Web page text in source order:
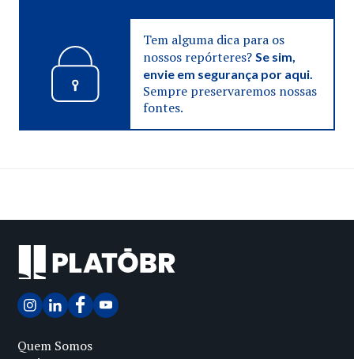
Tem alguma dica para os
nossos repórteres? Se sim,
envie em segurança por aqui.
Sempre preservaremos nossas
fontes.
Quem Somos